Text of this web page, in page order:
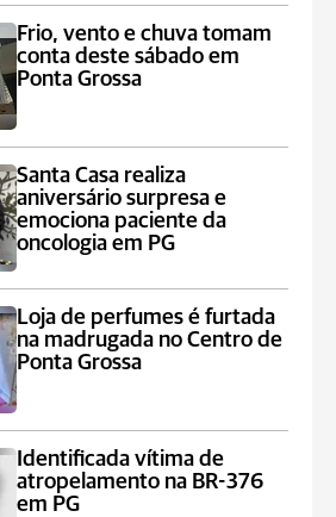
Frio, vento e chuva tomam
conta deste sábado em
Ponta Grossa
Santa Casa realiza
aniversário surpresa e
emociona paciente da
oncologia em PG
Loja de perfumes é furtada
na madrugada no Centro de
Ponta Grossa
Identificada vítima de
atropelamento na BR-376
em PG